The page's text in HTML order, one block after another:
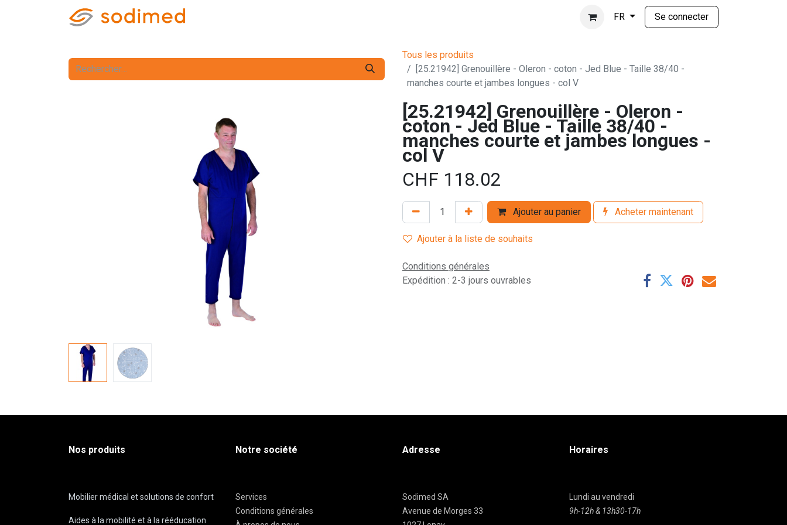
FR Se connecter
Tous les produits
[25.21942] Grenouillère - Oleron - coton - Jed Blue - Taille 38/40 -
manches courte et jambes longues - col V
[25.21942] Grenouillère - Oleron -
coton - Jed Blue - Taille 38/40 -
manches courte et jambes longues -
col V
CHF 118.02
Ajouter au panier Acheter maintenant
Ajouter à la liste de souhaits
Conditions générales
Expédition : 2-3 jours ouvrables
Nos produits
Mobilier médical et solutions de confort
Aides à la mobilité et à la rééducation
Notre société
Services
Conditions générales
Adresse
Sodimed SA
Avenue de Morges 33
Horaires
Lundi au vendredi
9h-12h & 13h30-17h